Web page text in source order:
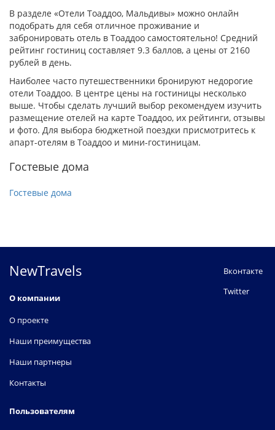
В разделе «Отели Тоаддоо, Мальдивы» можно онлайн
подобрать для себя отличное проживание и
забронировать отель в Тоаддоо самостоятельно! Средний
рейтинг гостиниц составляет 9.3 баллов, а цены от 2160
рублей в день.
Наиболее часто путешественники бронируют недорогие
отели Тоаддоо. В центре цены на гостиницы несколько
выше. Чтобы сделать лучший выбор рекомендуем изучить
размещение отелей на карте Тоаддоо, их рейтинги, отзывы
и фото. Для выбора бюджетной поездки присмотритесь к
апарт-отелям в Тоаддоо и мини-гостиницам.
Гостевые дома
Гостевые дома
NewTravels
О компании
О проекте
Наши преимущества
Наши партнеры
Контакты
Пользователям
Вконтакте
Twitter